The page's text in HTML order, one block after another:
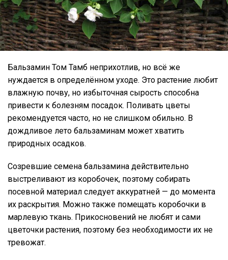
Бальзамин Том Тамб неприхотлив, но всё же
нуждается в определённом уходе. Это растение любит
влажную почву, но избыточная сырость способна
привести к болезням посадок. Поливать цветы
рекомендуется часто, но не слишком обильно. В
дождливое лето бальзаминам может хватить
природных осадков.
Созревшие семена бальзамина действительно
выстреливают из коробочек, поэтому собирать
посевной материал следует аккуратней — до момента
их раскрытия. Можно также помещать коробочки в
марлевую ткань. Прикосновений не любят и сами
цветочки растения, поэтому без необходимости их не
тревожат.